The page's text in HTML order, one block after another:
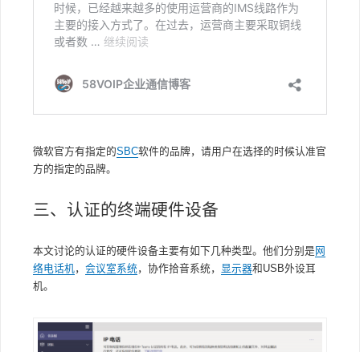
微软官方有指定的SBC软件的品牌，请用户在选择的时候认准官
方的指定的品牌。
三、认证的终端硬件设备
本文讨论的认证的硬件设备主要有如下几种类型。他们分别是 网
络电话机， 会议室系统，协作拾音系统， 显示器和USB外设耳
机。